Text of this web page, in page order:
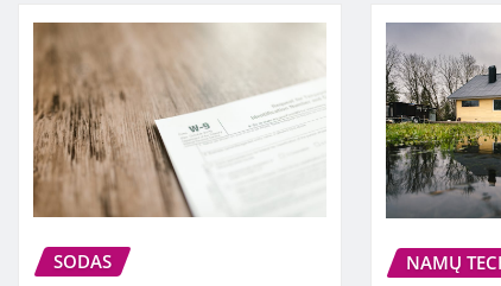
SODAS NAMŲ